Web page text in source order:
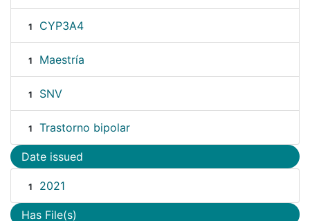
1 CYP3A4
1 Maestría
1 SNV
1 Trastorno bipolar
Date issued
1 2021
Has File(s)